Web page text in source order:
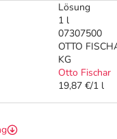
Lösung
1 l
07307500
OTTO
KG
Otto Fischar
19,87 €/1 l